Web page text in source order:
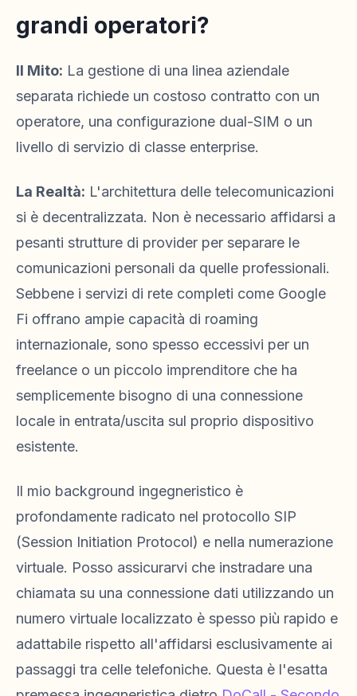
grandi operatori?
Il Mito: La gestione di una linea aziendale
separata richiede un costoso contratto con un
operatore, una configurazione dual-SIM o un
livello di servizio di classe enterprise.
La Realtà: L'architettura delle telecomunicazioni
si è decentralizzata. Non è necessario affidarsi a
pesanti strutture di provider per separare le
comunicazioni personali da quelle professionali.
Sebbene i servizi di rete completi come Google
Fi offrano ampie capacità di roaming
internazionale, sono spesso eccessivi per un
freelance o un piccolo imprenditore che ha
semplicemente bisogno di una connessione
locale in entrata/uscita sul proprio dispositivo
esistente.
Il mio background ingegneristico è
profondamente radicato nel protocollo SIP
(Session Initiation Protocol) e nella numerazione
virtuale. Posso assicurarvi che instradare una
chiamata su una connessione dati utilizzando un
numero virtuale localizzato è spesso più rapido e
adattabile rispetto all'affidarsi esclusivamente ai
passaggi tra celle telefoniche. Questa è l'esatta